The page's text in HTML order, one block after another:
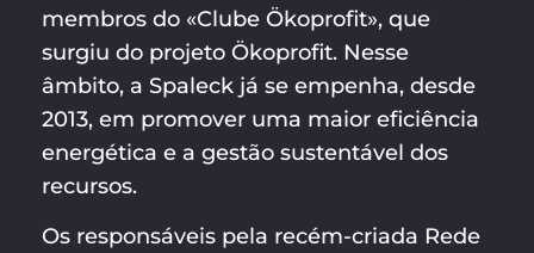
membros do «Clube Ökoprofit», que
surgiu do projeto Ökoprofit. Nesse
âmbito, a Spaleck já se empenha, desde
2013, em promover uma maior eficiência
energética e a gestão sustentável dos
recursos.
Os responsáveis pela recém-criada Rede